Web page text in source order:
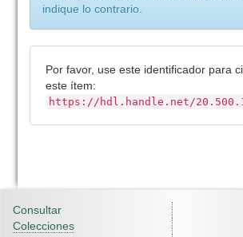
indique lo contrario.
Por favor, use este identificador para
este ítem:
https://hdl.handle.net/
Consultar
Colecciones